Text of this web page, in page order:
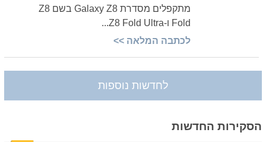
מתקפלים מסדרת Galaxy Z8 בשם Z8
Fold ו-Z8 Fold Ultra...
לכתבה המלאה >>
לחדשות נוספות
הסקירות החדשות